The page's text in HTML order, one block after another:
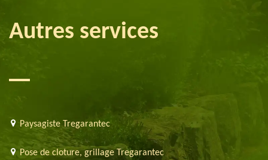
Autres services
Paysagiste Tregarantec
Pose de cloture, grillage Tregarantec